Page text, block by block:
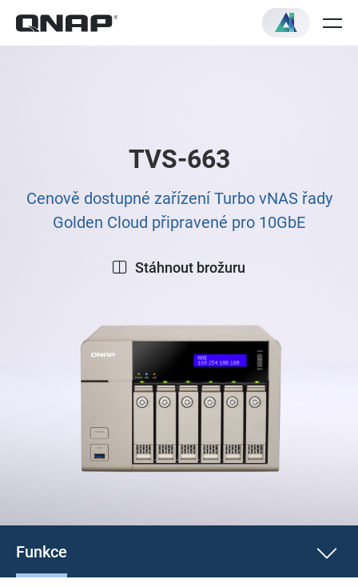
TVS-663
Cenově dostupné zařízení Turbo vNAS řady
Golden Cloud připravené pro 10GbE
Stáhnout brožuru
Funkce